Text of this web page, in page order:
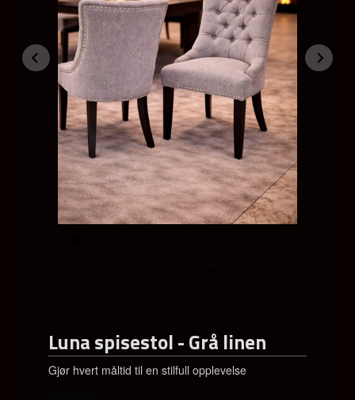
Prev
Luna spisestol - Grå linen
Gjør hvert måltid til en stilfull opplevelse